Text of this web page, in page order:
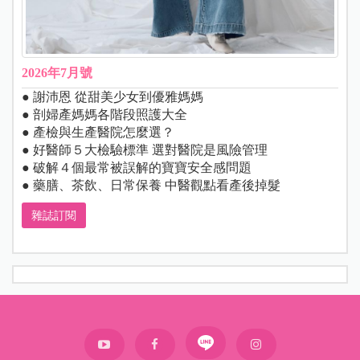
2026年7月號
● 謝沛恩 從甜美少女到優雅媽媽
● 剖婦產媽媽各階段照護大全
● 產檢與生產醫院怎麼選？
● 好醫師５大檢驗標準 選對醫院是風險管理
● 破解４個最常被誤解的寶寶安全感問題
● 藥膳、茶飲、日常保養 中醫觀點看產後掉髮
雜誌訂閱